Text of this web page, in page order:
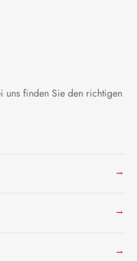
uns finden Sie den richtigen